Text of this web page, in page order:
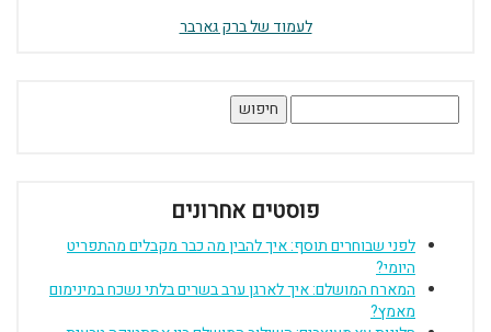
לעמוד של ברק גארבר
פוסטים אחרונים
לפני שבוחרים תוסף: איך להבין מה כבר מקבלים מהתפריט
היומי?
המארח המושלם: איך לארגן ערב בשרים בלתי נשכח במינימום
מאמץ?